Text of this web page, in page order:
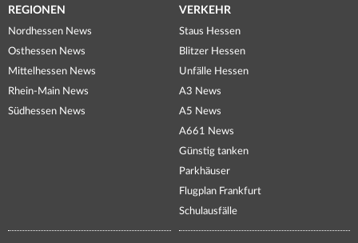
REGIONEN
Nordhessen News
Osthessen News
Mittelhessen News
Rhein-Main News
Südhessen News
VERKEHR
Staus Hessen
Blitzer Hessen
Unfälle Hessen
A3 News
A5 News
A661 News
Günstig tanken
Parkhäuser
Flugplan Frankfurt
Schulausfälle